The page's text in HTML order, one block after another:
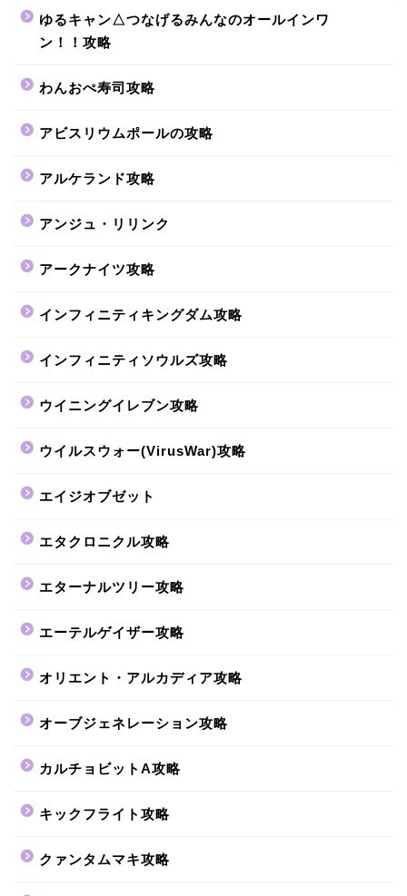
ゆるキャン△つなげるみんなのオールインワ
ン！！攻略
わんおぺ寿司攻略
アビスリウムポールの攻略
アルケランド攻略
アンジュ・リリンク
アークナイツ攻略
インフィニティキングダム攻略
インフィニティソウルズ攻略
ウイニングイレブン攻略
ウイルスウォー(VirusWar)攻略
エイジオブゼット
エタクロニクル攻略
エターナルツリー攻略
エーテルゲイザー攻略
オリエント・アルカディア攻略
オーブジェネレーション攻略
カルチョビットA攻略
キックフライト攻略
クァンタムマキ攻略